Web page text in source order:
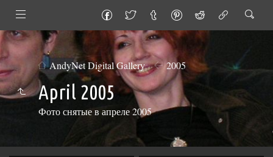
AndyNet Digital Gallery 2005
April 2005
Фото снятые в апреле 2005